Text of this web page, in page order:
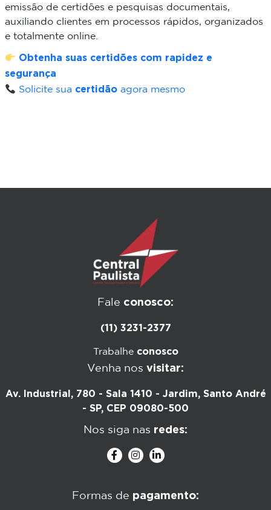
emissão de certidões e pesquisas documentais,
auxiliando clientes em processos rápidos, organizados
e totalmente online.
Obtenha suas certidões com rapidez e
segurança
Solicite sua certidãoagora mesmo
Fale conosco:
(11) 3231-2377
Trabalhe conosco
Venha nos visitar:
Av. Industrial, 780 - Sala 1410 - Jardim, Santo André
- SP, CEP 09080-500
Nos siga nas redes:
Formas de pagamento: